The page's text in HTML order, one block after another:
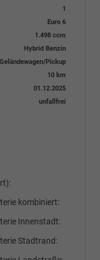
1
Euro 6
1.498 ccm
Hybrid Benzin
Pickup
10 km
01.12.2025
unfallfrei
kombiniert:
Innenstadt:
Stadtrand: